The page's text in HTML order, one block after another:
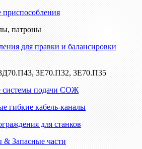
патроны
для правки и балансировки
3Е70.П32, 3Е70.П35
системы подачи СОЖ
гибкие кабель-каналы
для станков
& Запасные части